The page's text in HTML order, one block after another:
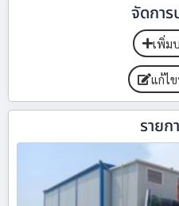
จัดการ
เพิ่ม
แก้ไ
รายก